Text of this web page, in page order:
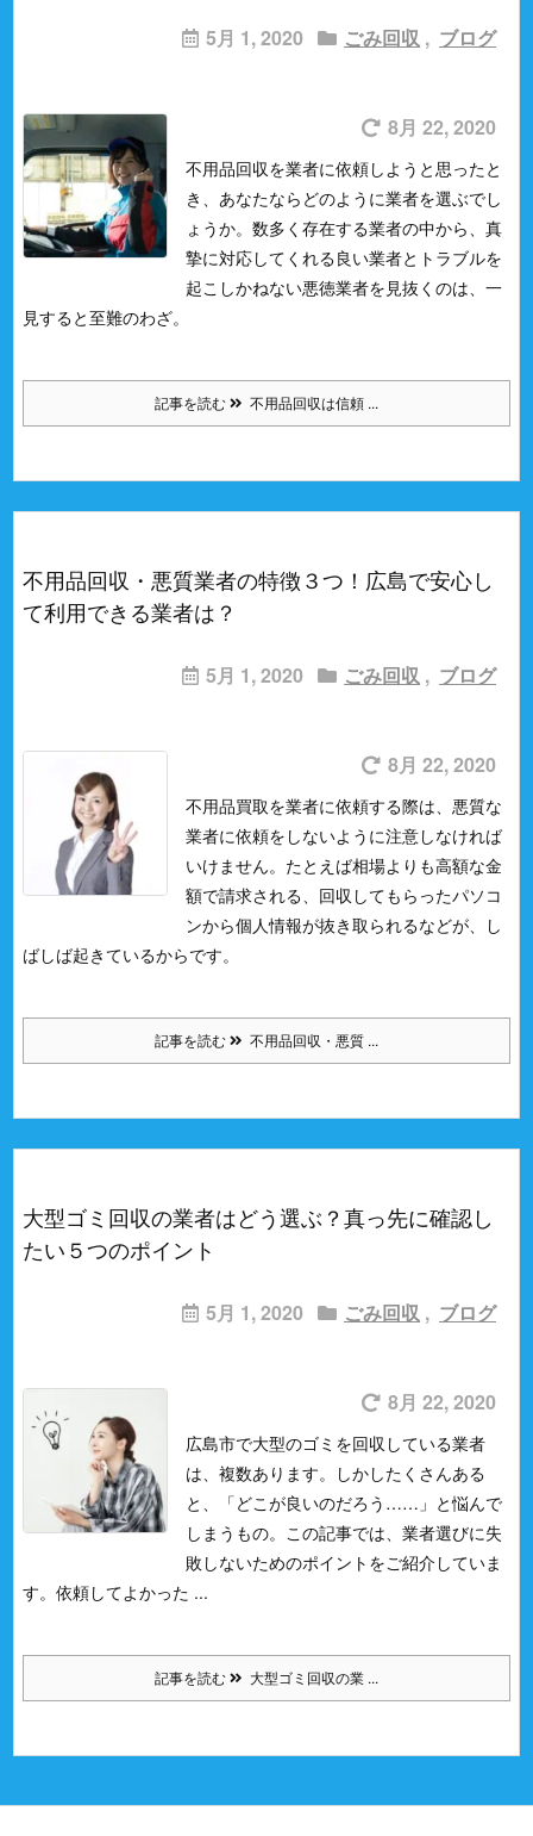
5月 1, 2020 ごみ回収 , ブログ
8月 22, 2020
不用品回収を業者に依頼しようと思ったと
き、あなたならどのように業者を選ぶでし
ょうか。 数多く存在する業者の中から、真
摯に対応してくれる良い業者とトラブルを
起こしかねない悪徳業者を見抜くのは、一
見すると至難のわざ。
記事を読む 不用品回収は信頼 ...
不用品回収・悪質業者の特徴３つ！広島で安心し
て利用できる業者は？
5月 1, 2020 ごみ回収 , ブログ
8月 22, 2020
不用品買取を業者に依頼する際は、悪質な
業者に依頼をしないように注意しなければ
いけません。 たとえば相場よりも高額な金
額で請求される、回収してもらったパソコ
ンから個人情報が抜き取られるなどが、し
ばしば起きているからです。
記事を読む 不用品回収・悪質 ...
大型ゴミ回収の業者はどう選ぶ？真っ先に確認し
たい５つのポイント
5月 1, 2020 ごみ回収 , ブログ
8月 22, 2020
広島市で大型のゴミを回収している業者
は、複数あります。 しかしたくさんある
と、「どこが良いのだろう……」と悩んで
しまうもの。 この記事では、業者選びに失
敗しないためのポイントをご紹介していま
す。依頼してよかった ...
記事を読む 大型ゴミ回収の業 ...